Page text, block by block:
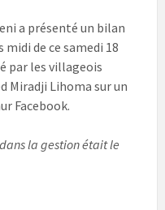
a présenté un bilan
de ce samedi 18
par les villageois
Miradji Lihoma sur un
Facebook.
la gestion était le